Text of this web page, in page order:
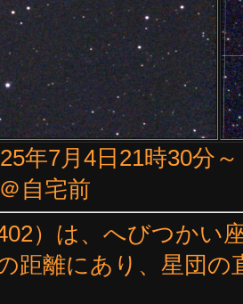
年7月4日21時30分
自宅前
）は、へびつかい
距離にあり、星団